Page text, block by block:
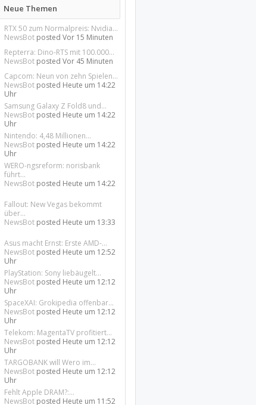
Neue Themen
RTX 50 zum Normalpreis: Nvidia...
NewsBot postedVor 15 Minuten
Repterra: Dino-RTS mit 100.000...
NewsBot postedVor 45 Minuten
Capcom: Neun von zehn Spielen...
NewsBot posted Heute um 14:22
Uhr
Samsung Galaxy Z Fold8 und...
NewsBot posted Heute um 14:22
Uhr
Nintendo: 4,48 Millionen...
NewsBot posted Heute um 14:22
Uhr
WERO-ngsreform: norisbank
führt...
NewsBot posted Heute um 14:22
Fallout: New Vegas bekommt
über...
NewsBot posted Heute um 13:33
Asus macht Ernst: Erste AMD-...
NewsBot posted Heute um 12:52
Uhr
PlayStation: Sony liebäugelt...
NewsBot posted Heute um 12:12
Uhr
SpaceXAI: Grokipedia offenbar...
NewsBot posted Heute um 12:12
Uhr
Telekom: MagentaTV profitiert...
NewsBot posted Heute um 12:12
Uhr
TARGOBANK will Wero im...
NewsBot posted Heute um 12:12
Uhr
Fehlt Apple DRAM?:...
NewsBot posted Heute um 11:52